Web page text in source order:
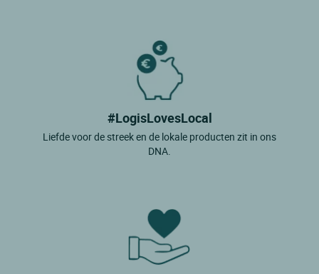
#LogisLovesLocal
Liefde voor de streek en de lokale producten zit in ons
DNA.